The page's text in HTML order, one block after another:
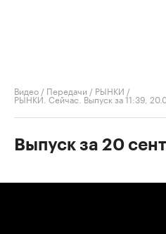
Видео / Передачи / РЫНКИ /
РЫНКИ. Сейчас. Выпуск за 11:39,
Выпуск за 20